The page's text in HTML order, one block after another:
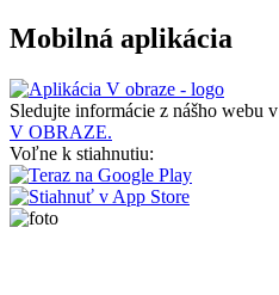
Mobilná aplikácia
Sledujte informácie z nášho webu v
V OBRAZE.
Voľne k stiahnutiu: